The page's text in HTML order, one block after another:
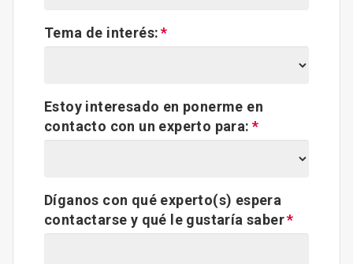
Tema de interés:
Estoy interesado en ponerme en
contacto con un experto para:
Díganos con qué experto(s) espera
contactarse y qué le gustaría saber